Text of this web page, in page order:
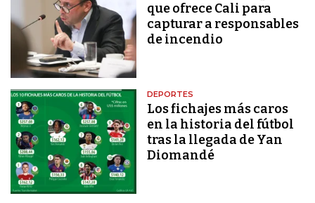
que ofrece Cali para
capturar a responsables
de incendio
DEPORTES
Los fichajes más caros
en la historia del fútbol
tras la llegada de Yan
Diomandé